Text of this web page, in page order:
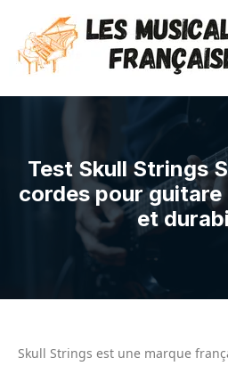
Test Skull Strings
cordes pour
et
Skull Strings est une marque